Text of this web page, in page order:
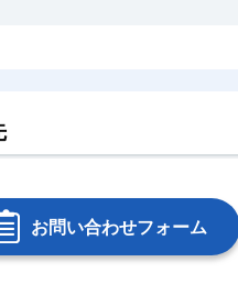
お問い合わせフォーム